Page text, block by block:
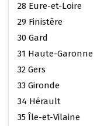
28 Eure-et-Loire
29 Finistère
30 Gard
31 Haute-Garonne
32 Gers
33 Gironde
34 Hérault
35 Île-et-Vilaine